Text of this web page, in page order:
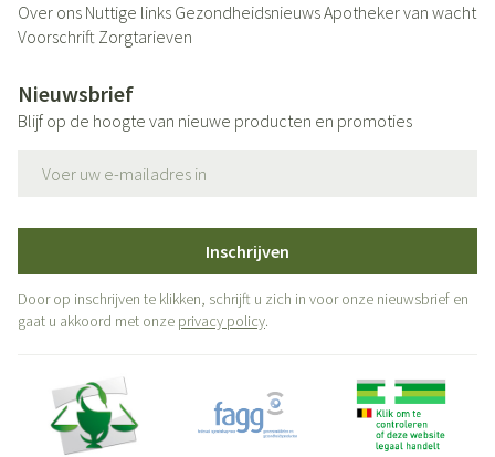
Over ons Nuttige links GezondheidsnieuwsApotheker van wacht
Voorschrift Zorgtarieven
Nieuwsbrief
Blijf op de hoogte van nieuwe producten en promoties
Inschrijven
Door op inschrijven te klikken, schrijft u zich in voor onze nieuwsbrief en
gaat u akkoord met onze privacy policy.